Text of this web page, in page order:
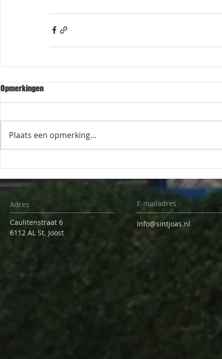
Opmerkingen
Plaats een opmerking...
Adres
Caulitenstraat 6
6112 AL St. Joost
E-mailadres
Info@sintjoas.nl